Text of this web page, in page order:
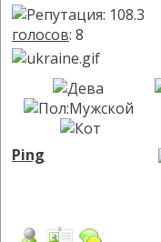
голосов: 8
Ping